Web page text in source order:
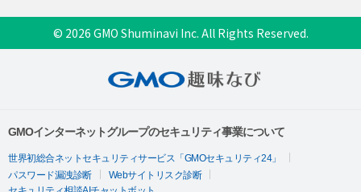
© 2026 GMO Shuminavi Inc. All Rights Reserved.